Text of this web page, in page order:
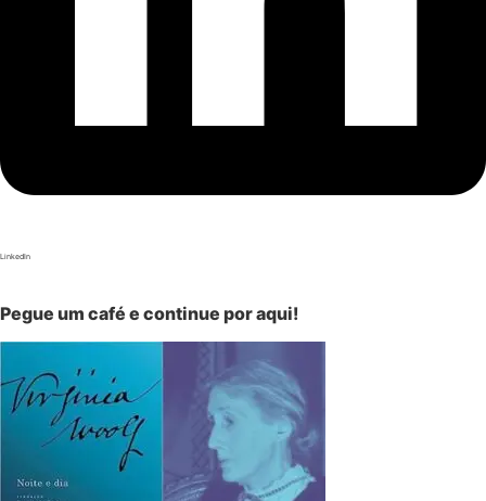
LinkedIn
Pegue um café e continue por aqui!